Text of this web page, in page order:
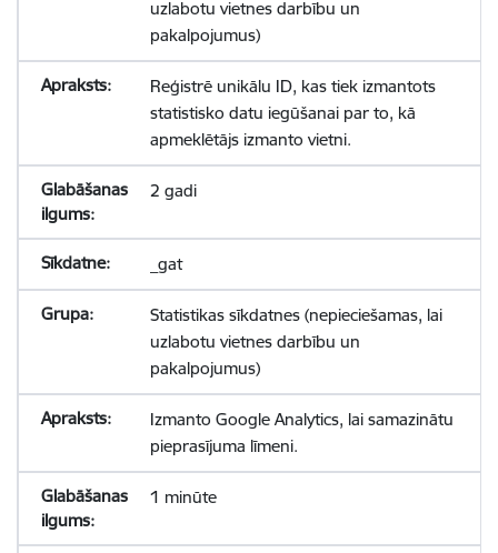
uzlabotu vietnes darbību un
pakalpojumus)
Reģistrē unikālu ID, kas tiek izmantots
statistisko datu iegūšanai par to, kā
apmeklētājs izmanto vietni.
2 gadi
_gat
Statistikas sīkdatnes (nepieciešamas, lai
uzlabotu vietnes darbību un
pakalpojumus)
Izmanto Google Analytics, lai samazinātu
pieprasījuma līmeni.
1 minūte